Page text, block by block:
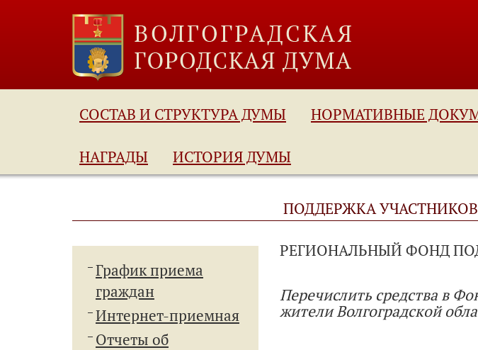
СОСТАВ И СТРУКТУРА ДУМЫ
НОРМАТИВНЫЕ
НАГРАДЫ ИСТОРИЯ ДУМЫ
ПОДДЕРЖКА
График приема
граждан
Интернет-приемная
Отчеты об
РЕГИОНАЛЬНЫЙ ФОНД
Перечислить средства в
жители Волгоградской